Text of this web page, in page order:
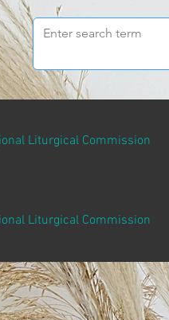
Liturgical Commission
Liturgical Commission